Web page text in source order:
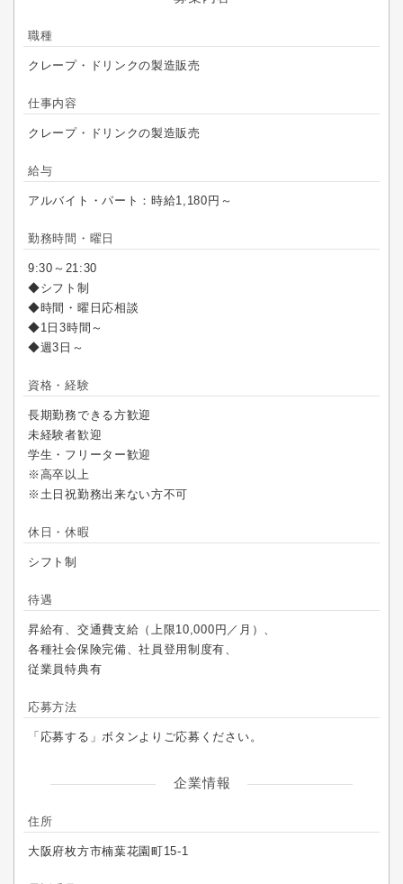
職種
クレープ・ドリンクの製造販売
仕事内容
クレープ・ドリンクの製造販売
給与
アルバイト・パート：時給1,180円～
勤務時間・曜日
9:30～21:30
◆シフト制
◆時間・曜日応相談
◆1日3時間～
◆週3日～
資格・経験
長期勤務できる方歓迎
未経験者歓迎
学生・フリーター歓迎
※高卒以上
※土日祝勤務出来ない方不可
休日・休暇
シフト制
待遇
昇給有、交通費支給（上限10,000円／月）、
各種社会保険完備、社員登用制度有、
従業員特典有
応募方法
「応募する」ボタンよりご応募ください。
企業情報
住所
大阪府枚方市楠葉花園町15-1